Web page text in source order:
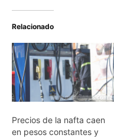
Relacionado
Precios de la nafta caen
en pesos constantes y